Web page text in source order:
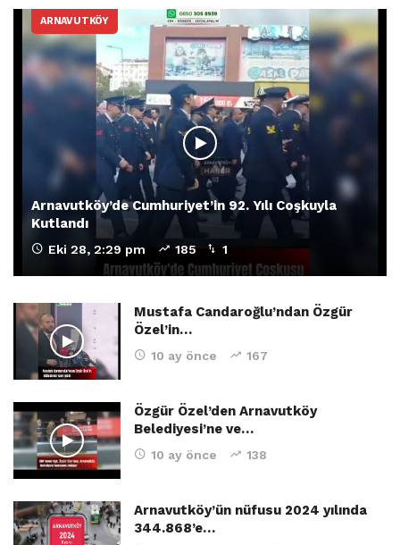
ARNAVUTKÖY
Arnavutköy’de Cumhuriyet’in 92. Yılı Coşkuyla
Kutlandı
Eki 28, 2:29 pm 185 1
Mustafa Candaroğlu’ndan Özgür
Özel’in…
10 ay önce 167
Özgür Özel’den Arnavutköy
Belediyesi’ne ve…
10 ay önce 138
Arnavutköy’ün nüfusu 2024 yılında
344.868’e…